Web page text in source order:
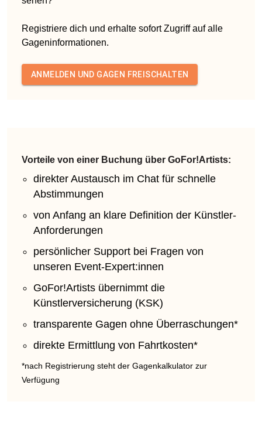
Registriere dich und erhalte sofort Zugriff auf alle
Gageninformationen.
ANMELDEN UND GAGEN FREISCHALTEN
Vorteile von einer Buchung über GoFor!Artists:
direkter Austausch im Chat für schnelle
Abstimmungen
von Anfang an klare Definition der Künstler-
Anforderungen
persönlicher Support bei Fragen von
unseren Event-Expert:innen
GoFor!Artists übernimmt die
Künstlerversicherung (KSK)
transparente Gagen ohne Überraschungen*
direkte Ermittlung von Fahrtkosten*
*nach Registrierung steht der Gagenkalkulator zur
Verfügung